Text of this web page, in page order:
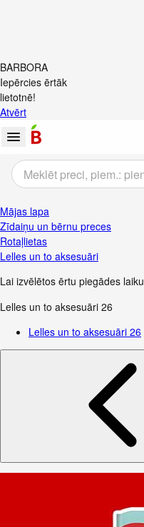
BARBORA
Iepērcies ērtāk
lietotnē!
Atvērt
Mājas lapa
Zīdaiņu un bērnu preces
Rotaļlietas
Lelles un to aksesuāri
Lai izvēlētos ērtu piegādes laiku
Lelles un to aksesuāri 26
Lelles un to aksesuāri 26